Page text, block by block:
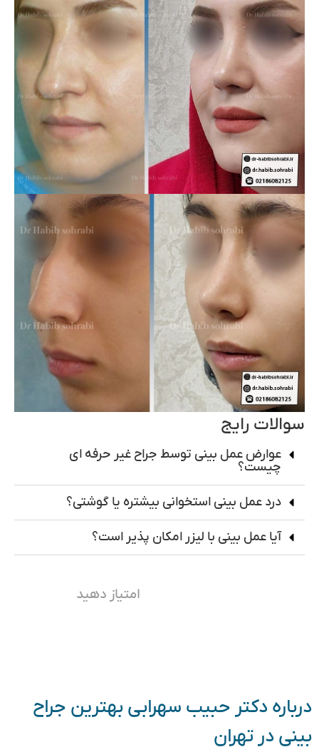
سوالات رایج
عوارض عمل بینی توسط جراح غیر حرفه ای
چیست؟
درد عمل بینی استخوانی بیشتره یا گوشتی؟
آیا عمل بینی با لیزر امکان پذیر است؟
امتیاز دهید
درباره دکتر حبیب سهرابی بهترین جراح
بینی در تهران